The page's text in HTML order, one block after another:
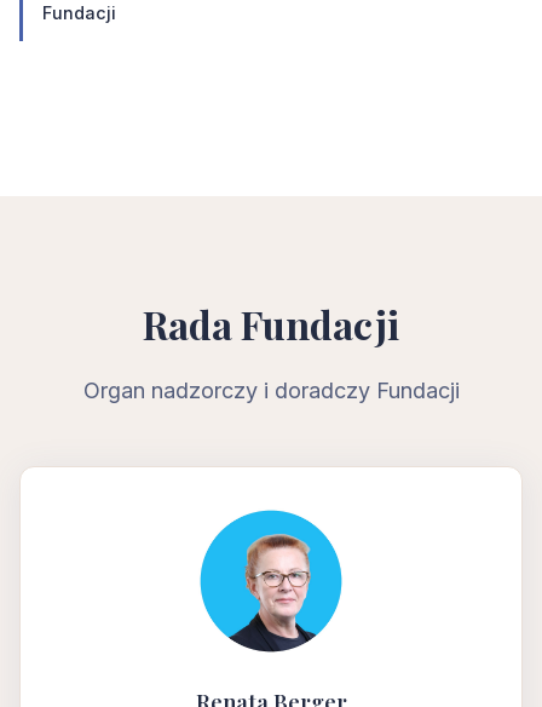
Fundacji
Rada Fundacji
Organ nadzorczy i doradczy Fundacji